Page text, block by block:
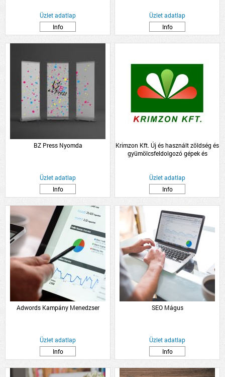
Üzlet adatlap
Info
Üzlet adatlap
Info
BZ Press Nyomda
Üzlet adatlap
Info
Krimzon Kft. Új és használt zöldség és
gyümölcsfeldolgozó gépek és
Üzlet adatlap
Info
Adwords Kampány Menedzser
Üzlet adatlap
Info
SEO Mágus
Üzlet adatlap
Info